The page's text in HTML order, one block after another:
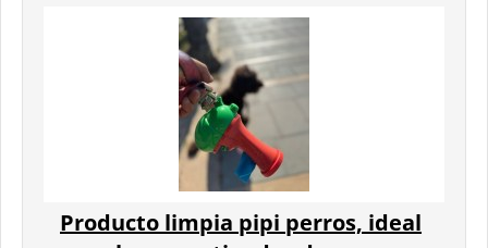
Producto limpia pipi perros, ideal